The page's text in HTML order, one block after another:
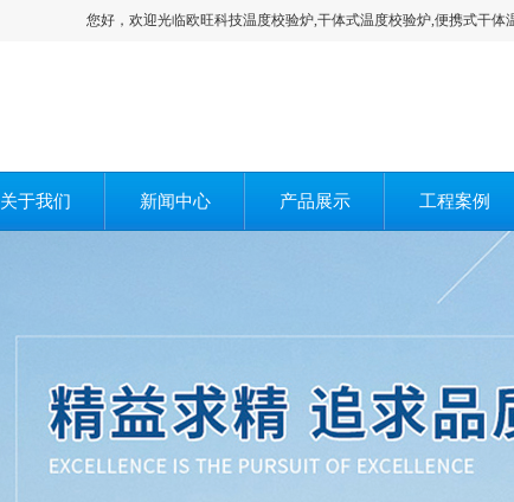
您好，欢迎光临欧旺科技温度校验炉,干体式温度校验炉,便携式干体温度校验
关于我们 新闻中心 产品展示 工程案例